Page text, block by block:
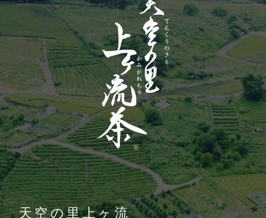
天空の里上ヶ流